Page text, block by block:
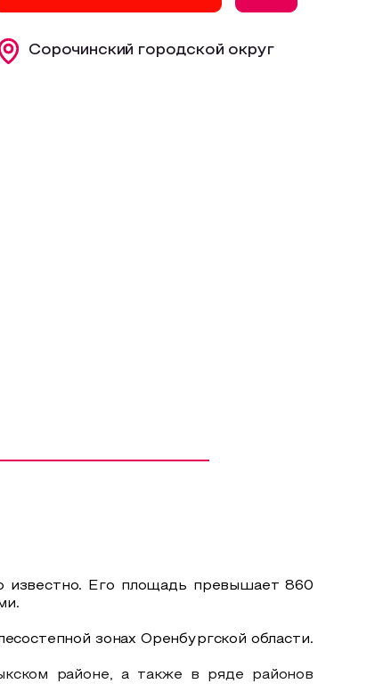
Сорочинский городской округ
известно. Его площадь превышает 860
зонах Оренбургской области.
районе, а также в ряде районов